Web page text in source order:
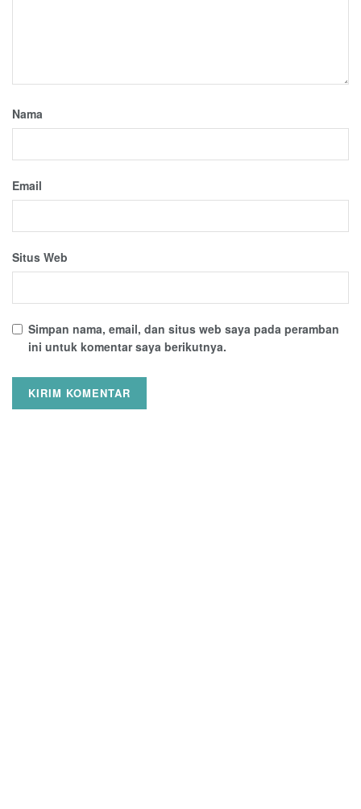
Nama
Email
Situs Web
Simpan nama, email, dan situs web saya pada peramban
ini untuk komentar saya berikutnya.